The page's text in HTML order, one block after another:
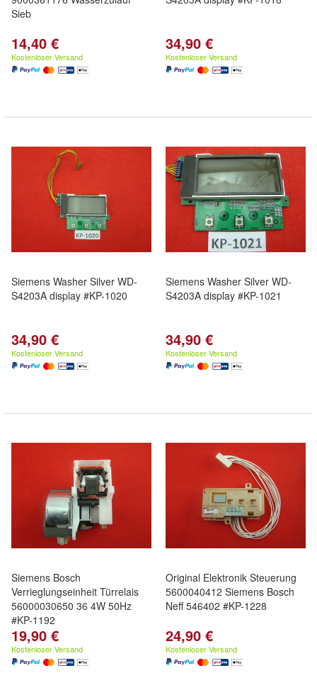
Sieb
14,40 €
Kostenloser Versand
34,90 €
Kostenloser Versand
Siemens Washer Silver WD-
S4203A display #KP-1020
34,90 €
Kostenloser Versand
Siemens Washer Silver WD-
S4203A display #KP-1021
34,90 €
Kostenloser Versand
Siemens Bosch
Verrieglungseinheit Türrelais
56000030650 36 4W 50Hz
#KP-1192
19,90 €
Kostenloser Versand
Original Elektronik Steuerung
5600040412 Siemens Bosch
Neff 546402 #KP-1228
24,90 €
Kostenloser Versand